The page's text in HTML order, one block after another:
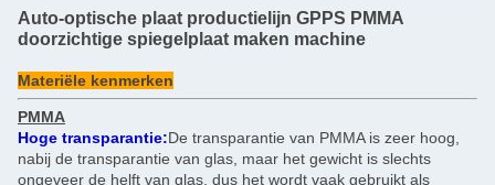
Auto-optische plaat productielijn GPPS PMMA
doorzichtige spiegelplaat maken machine
Materiële kenmerken
PMMA
Hoge transparantie:De transparantie van PMMA is zeer hoog,
nabij de transparantie van glas, maar het gewicht is slechts
ongeveer de helft van glas, dus het wordt vaak gebruikt als